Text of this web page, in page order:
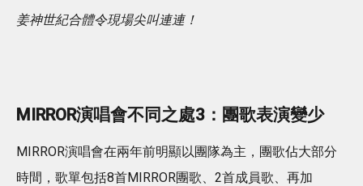
姜神世紀合體令現場尖叫連連！
MIRROR演唱會不同之處3：團歌表演變少
MIRROR演唱會在兩年前明顯以團隊為主，團歌佔大部分
時間，歌單包括8首MIRROR團歌、2首成員歌、再加